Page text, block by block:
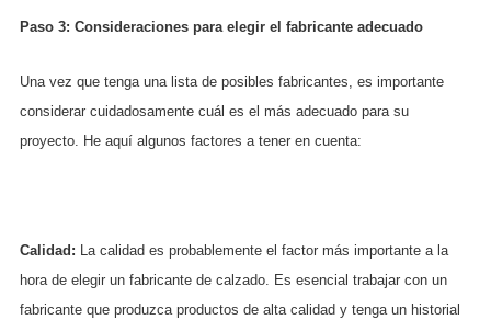
Paso 3: Consideraciones para elegir el fabricante adecuado
Una vez que tenga una lista de posibles fabricantes, es importante
considerar cuidadosamente cuál es el más adecuado para su
proyecto. He aquí algunos factores a tener en cuenta:
Calidad: La calidad es probablemente el factor más importante a la
hora de elegir un fabricante de calzado. Es esencial trabajar con un
fabricante que produzca productos de alta calidad y tenga un historial